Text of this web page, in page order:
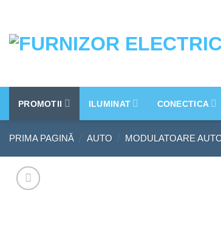
content
PROMOTII ILUMINAT CONECTICA
PRIMA PAGINĂ AUTO MODULATOARE